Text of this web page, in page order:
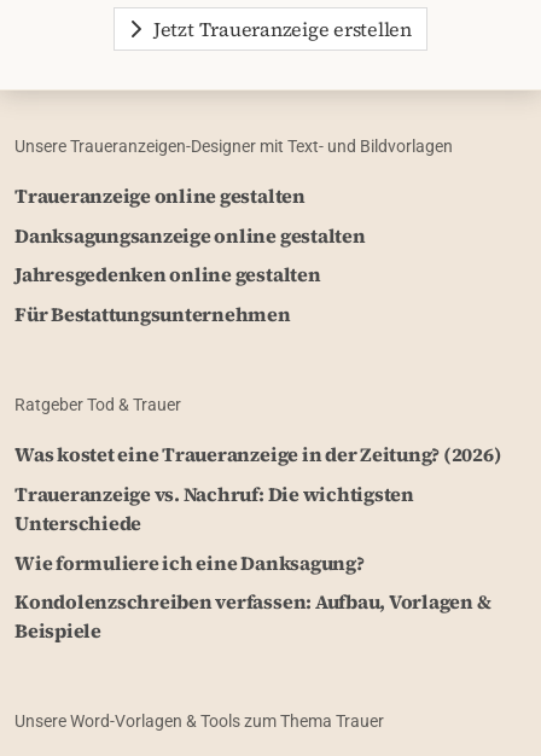
Jetzt Traueranzeige erstellen
Unsere Traueranzeigen-Designer mit Text- und Bildvorlagen
Traueranzeige online gestalten
Danksagungsanzeige online gestalten
Jahresgedenken online gestalten
Für Bestattungsunternehmen
Ratgeber Tod & Trauer
Was kostet eine Traueranzeige in der Zeitung? (2026)
Traueranzeige vs. Nachruf: Die wichtigsten
Unterschiede
Wie formuliere ich eine Danksagung?
Kondolenzschreiben verfassen: Aufbau, Vorlagen &
Beispiele
Unsere Word-Vorlagen & Tools zum Thema Trauer